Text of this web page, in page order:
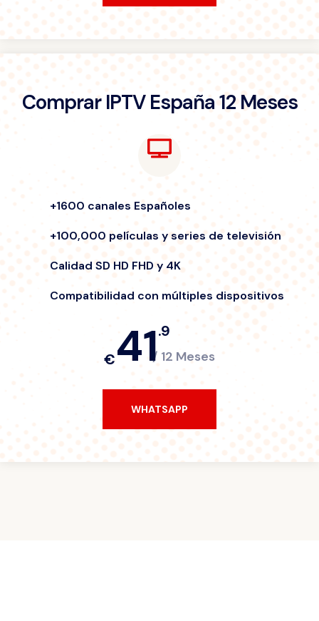
Comprar IPTV España 12 Meses
+1600 canales Españoles
+100,000 películas y series de televisión
Calidad SD HD FHD y 4K
Compatibilidad con múltiples dispositivos
€41.9
/ 12 Meses
WHATSAPP